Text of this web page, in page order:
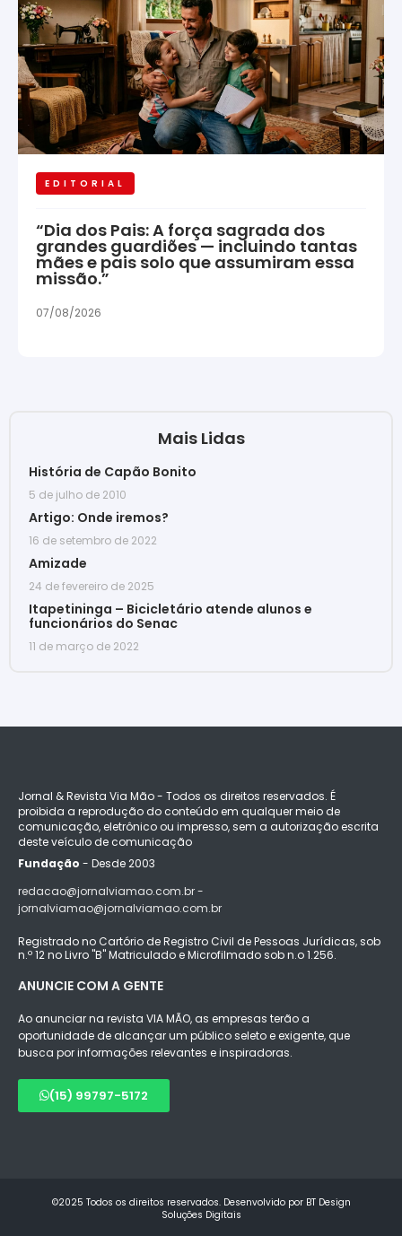
EDITORIAL
“Dia dos Pais: A força sagrada dos
grandes guardiões — incluindo tantas
mães e pais solo que assumiram essa
missão.”
07/08/2026
Mais Lidas
História de Capão Bonito
5 de julho de 2010
Artigo: Onde iremos?
16 de setembro de 2022
Amizade
24 de fevereiro de 2025
Itapetininga – Bicicletário atende alunos e
funcionários do Senac
11 de março de 2022
Jornal & Revista Via Mão - Todos os direitos reservados. É
proibida a reprodução do conteúdo em qualquer meio de
comunicação, eletrônico ou impresso, sem a autorização escrita
deste veículo de comunicação
Fundação - Desde 2003
redacao@jornalviamao.com.br -
jornalviamao@jornalviamao.com.br
Registrado no Cartório de Registro Civil de Pessoas Jurídicas, sob
n.º 12 no Livro "B" Matriculado e Microfilmado sob n.o 1.256.
ANUNCIE COM A GENTE
Ao anunciar na revista VIA MÃO, as empresas terão a
oportunidade de alcançar um público seleto e exigente, que
busca por informações relevantes e inspiradoras.
(15) 99797-5172
©2025 Todos os direitos reservados. Desenvolvido por BT Design
Soluções Digitais